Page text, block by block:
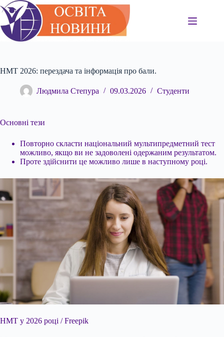
Перейти
до
вмісту
НМТ 2026: перездача та інформація про бали.
Людмила Степура 09.03.2026 Студенти
Основні тези
Повторно скласти національний мультипредметний тест
можливо, якщо ви не задоволені одержаним результатом.
Проте здійснити це можливо лише в наступному році.
НМТ у 2026 році / Freepik